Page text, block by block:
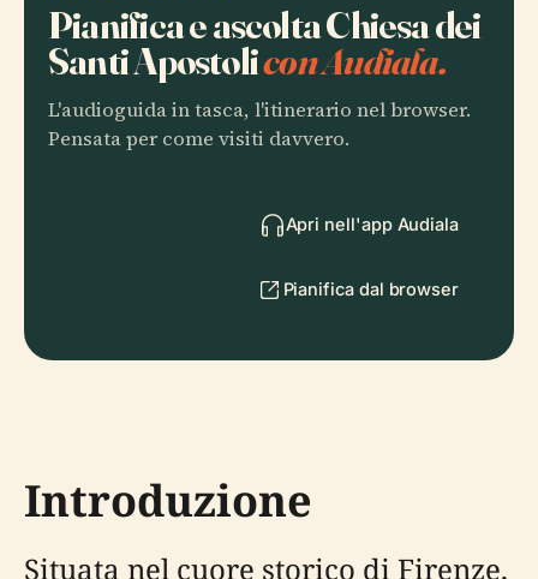
Pianifica e ascolta Chiesa dei
Santi Apostolicon Audiala.
L'audioguida in tasca, l'itinerario nel browser.
Pensata per come visiti davvero.
Apri nell'app Audiala
Pianifica dal browser
Introduzione
Situata nel cuore storico di Firenze,